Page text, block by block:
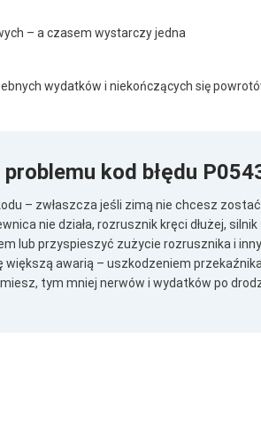
– a czasem wystarczy jedna
wydatków i niekończących się
kod błędu
– zwłaszcza jeśli zimą nie chcesz
nie działa, rozrusznik kręci dłużej,
lub przyspieszyć zużycie rozrusznika i
awarią – uszkodzeniem
tym mniej nerwów i wydatków po